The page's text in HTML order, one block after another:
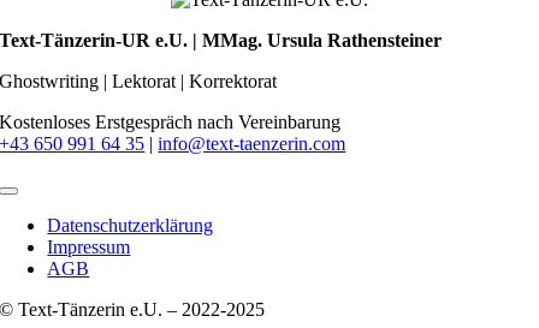
Text-Tänzerin-UR e.U. | MMag. Ursula Rathensteiner
Ghostwriting | Lektorat | Korrektorat
Kostenloses Erstgespräch nach Vereinbarung
+43 650 991 64 35 |info@text-taenzerin.com
Toggle
NavigationDatenschutzerklärung
Impressum
AGB
© Text-Tänzerin e.U. – 2022-2025